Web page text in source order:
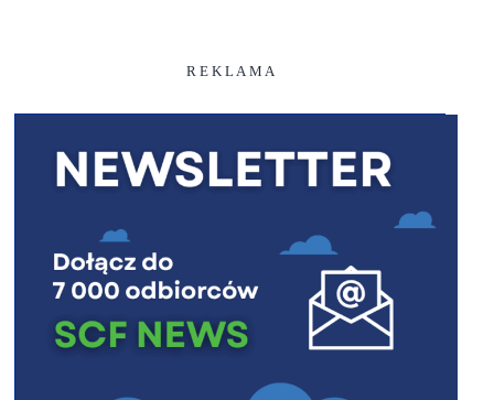
R E K L A M A